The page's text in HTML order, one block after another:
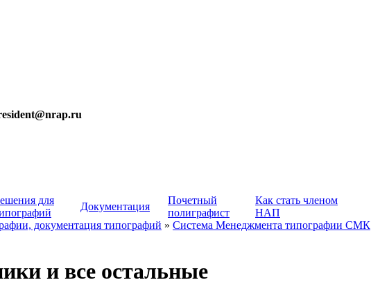
для
Документация
Почетный
полиграфист
Как стать членом
НАП
документация типографий » Система Менеджмента типографии СМК
и все остальные